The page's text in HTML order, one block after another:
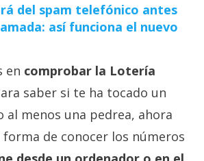
del spam telefónico antes
así funciona el nuevo
en comprobar la Lotería
saber si te ha tocado un
al menos una pedrea, ahora
de conocer los números